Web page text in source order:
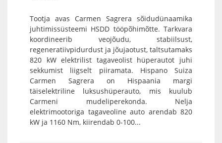
Tootja avas Carmen Sagrera sõidudünaamika
juhtimissüsteemi HSDD tööpõhimõtte. Tarkvara
koordineerib veojõudu, stabiilsust,
regeneratiivpidurdust ja jõujaotust, taltsutamaks
820 kW elektrilist tagaveolist hüperautot juhi
sekkumist liigselt piiramata. Hispano Suiza
Carmen Sagrera on Hispaania margi
täiselektriline luksushüperauto, mis kuulub
Carmeni mudeliperekonda. Nelja
elektrimootoriga tagaveoline auto arendab 820
kW ja 1160 Nm, kiirendab 0-100...